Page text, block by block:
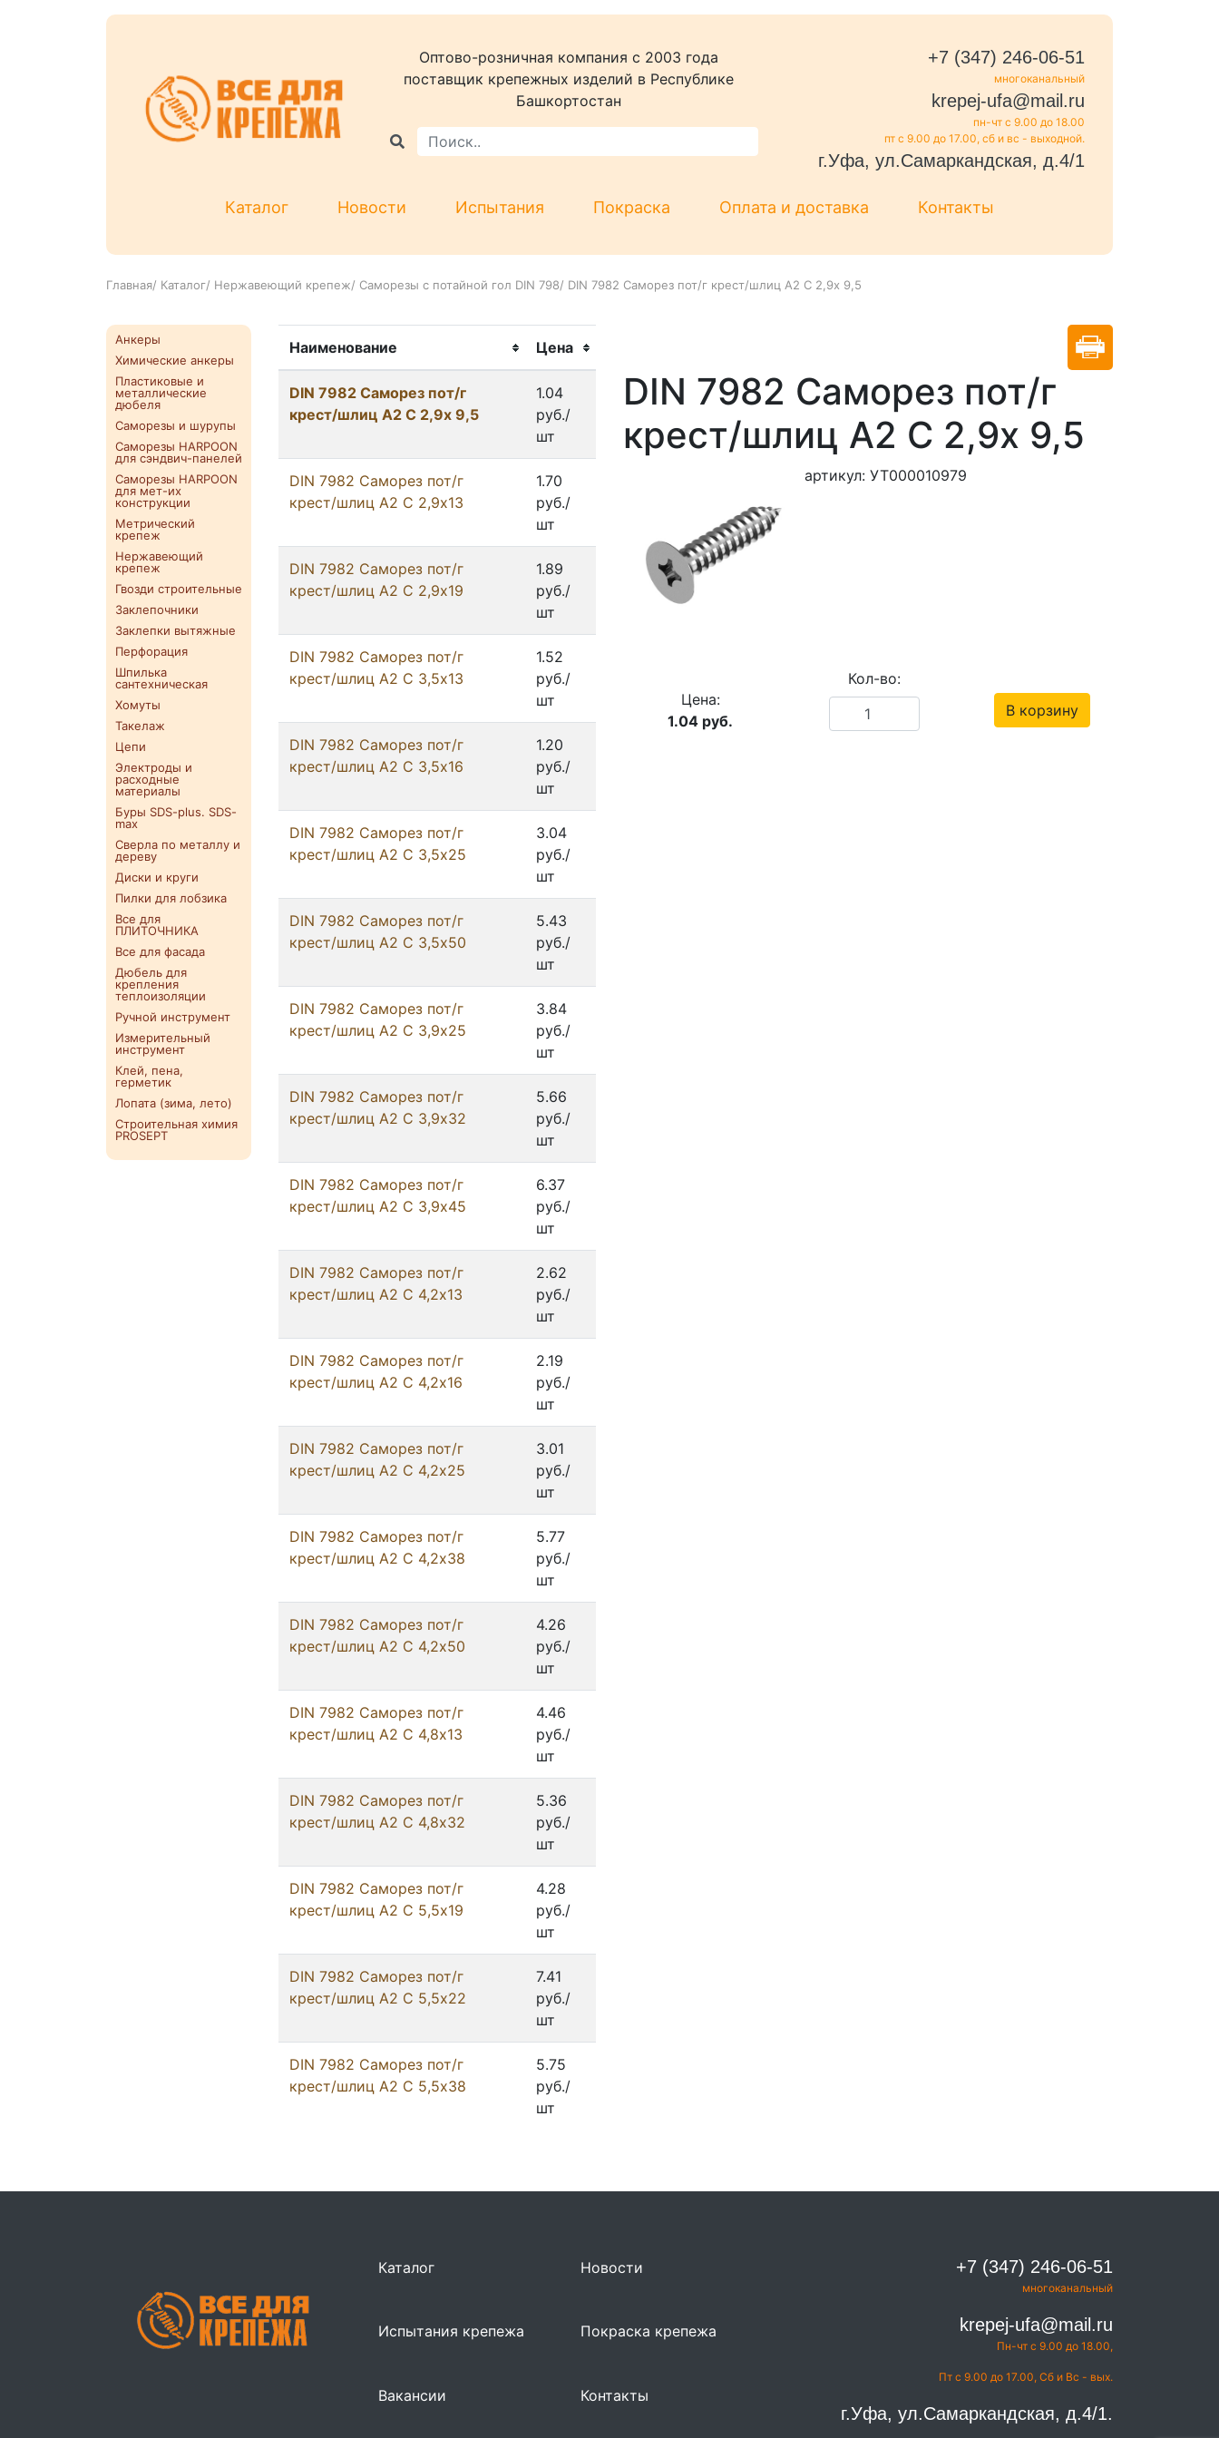
Оптово-розничная компания c 2003 года
поставщик крепежных изделий в Республике
Башкортостан
+7 (347) 246-06-51
многоканальный
krepej-ufa@mail.ru
пн-чт с 9.00 до 18.00
пт с 9.00 до 17.00, сб и вс - выходной.
г.Уфа, ул.Самаркандская, д.4/1
Каталог Новости Испытания Покраска Оплата и доставка Контакты
Главная/ Каталог/ Нержавеющий крепеж/ Саморезы с потайной гол DIN 798/ DIN 7982 Саморез пот/г крест/шлиц А2 С 2,9х 9,5
Анкеры
Химические анкеры
Пластиковые и
металлические
дюбеля
Саморезы и шурупы
Саморезы HARPOON
для сэндвич-панелей
Саморезы HARPOON
для мет-их
конструкции
Метрический
крепеж
Нержавеющий
крепеж
Гвозди строительные
Заклепочники
Заклепки вытяжные
Перфорация
Шпилька
сантехническая
Хомуты
Такелаж
Цепи
Электроды и
расходные
материалы
Буры SDS-plus. SDS-
max
Сверла по металлу и
дереву
Диски и круги
Пилки для лобзика
Все для
ПЛИТОЧНИКА
Все для фасада
Дюбель для
крепления
теплоизоляции
Ручной инструмент
Измерительный
инструмент
Клей, пена,
герметик
Лопата (зима, лето)
Строительная химия
PROSEPT
Наименование Цена
DIN 7982 Саморез пот/г
крест/шлиц А2 С 2,9х 9,5
1.04
руб./
шт
DIN 7982 Саморез пот/г
крест/шлиц А2 С 2,9х13
1.70
руб./
шт
DIN 7982 Саморез пот/г
крест/шлиц А2 С 2,9х19
1.89
руб./
шт
DIN 7982 Саморез пот/г
крест/шлиц А2 С 3,5х13
1.52
руб./
шт
DIN 7982 Саморез пот/г
крест/шлиц А2 С 3,5х16
1.20
руб./
шт
DIN 7982 Саморез пот/г
крест/шлиц А2 С 3,5х25
3.04
руб./
шт
DIN 7982 Саморез пот/г
крест/шлиц А2 С 3,5х50
5.43
руб./
шт
DIN 7982 Саморез пот/г
крест/шлиц А2 С 3,9х25
3.84
руб./
шт
DIN 7982 Саморез пот/г
крест/шлиц А2 С 3,9х32
5.66
руб./
шт
DIN 7982 Саморез пот/г
крест/шлиц А2 С 3,9х45
6.37
руб./
шт
DIN 7982 Саморез пот/г
крест/шлиц А2 С 4,2х13
2.62
руб./
шт
DIN 7982 Саморез пот/г
крест/шлиц А2 С 4,2х16
2.19
руб./
шт
DIN 7982 Саморез пот/г
крест/шлиц А2 С 4,2х25
3.01
руб./
шт
DIN 7982 Саморез пот/г
крест/шлиц А2 С 4,2х38
5.77
руб./
шт
DIN 7982 Саморез пот/г
крест/шлиц А2 С 4,2х50
4.26
руб./
шт
DIN 7982 Саморез пот/г
крест/шлиц А2 С 4,8х13
4.46
руб./
шт
DIN 7982 Саморез пот/г
крест/шлиц А2 С 4,8х32
5.36
руб./
шт
DIN 7982 Саморез пот/г
крест/шлиц А2 С 5,5х19
4.28
руб./
шт
DIN 7982 Саморез пот/г
крест/шлиц А2 С 5,5х22
7.41
руб./
шт
DIN 7982 Саморез пот/г
крест/шлиц А2 С 5,5х38
5.75
руб./
шт
DIN 7982 Саморез пот/г
крест/шлиц А2 С 2,9х 9,5
артикул: УТ000010979
Цена:
1.04 руб.
Кол-во:
В корзину
Каталог Новости
Испытания крепежа Покраска крепежа
Вакансии Контакты
+7 (347) 246-06-51
многоканальный
krepej-ufa@mail.ru
Пн-чт с 9.00 до 18.00,
Пт с 9.00 до 17.00, Сб и Вс - вых.
г.Уфа, ул.Самаркандская, д.4/1.